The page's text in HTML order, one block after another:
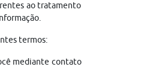
ao tratamento
termos:
mediante contato